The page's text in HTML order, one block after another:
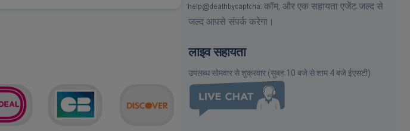
कॉम, और एक सहायता एजेंट जल्द से
जल्द आपसे संपर्क करेगा।
लाइव सहायता
उपलब्ध सोमवार से शुक्रवार (सुबह 10 बजे से शाम 4 बजे ईएसटी)